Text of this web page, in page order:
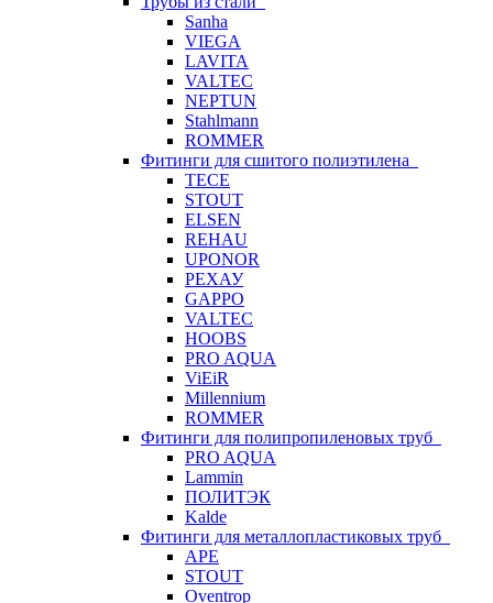
Sanha
VIEGA
LAVITA
VALTEC
NEPTUN
Stahlmann
ROMMER
Фитинги для сшитого полиэтилена
TECE
STOUT
ELSEN
REHAU
UPONOR
РЕХАУ
GAPPO
VALTEC
HOOBS
PRO AQUA
ViEiR
Millennium
ROMMER
Фитинги для полипропиленовых труб
PRO AQUA
Lammin
ПОЛИТЭК
Kalde
Фитинги для металлопластиковых труб
APE
STOUT
Oventrop